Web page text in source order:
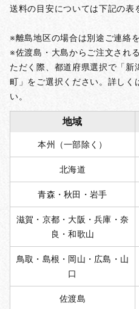
送料の目安については下記の表
※離島地区の場合は別途ご連絡
※佐渡島・大島からご注文され
ただく際、都道府県選択で「新
町」をご選択ください。詳しく
い。
地域
本州（一部除く）
北海道
青森・秋田・岩手
滋賀・京都・大阪・兵庫・奈
良・和歌山
鳥取・島根・岡山・広島・山
口
佐渡島